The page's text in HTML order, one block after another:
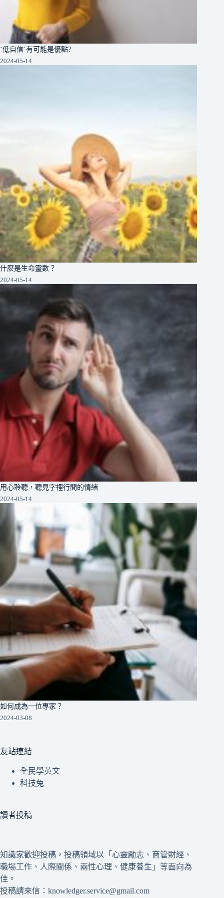
‘低自信’有可能是優點?
2024-05-14
什麼是生命靈數？
2024-05-14
用心聆聽，聽見字裡行間的情緒
2024-05-14
如何成為一位專家？
2024-03-08
友站連結
全民學英文
科技兔
讀者投稿
知識家歡迎投稿，投稿領域以「心靈勵志、商管財經、
職場工作、人際關係、兩性心理、健康養生」等面向為
佳。
投稿請來信：knowledger.service@gmail.com